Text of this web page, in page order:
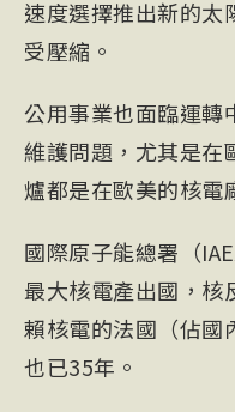
速度選擇推出新的太
受壓縮。
公用事業也面臨運轉
維護問題，尤其是在
爐都是在歐美的核電
國際原子能總署（
最大核電產出國，核
賴核電的法國（佔國
也已35年。